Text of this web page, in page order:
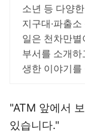
소년 등 다양
지구대·파출
일은 천차만
부서를 소개하
생한 이야기를
"ATM 앞에서
있습니다."